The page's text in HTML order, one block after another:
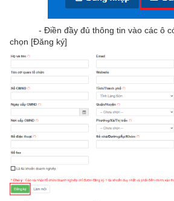
- Điền đầy đủ thông tin vào các ô có
chọn [Đăng ký]